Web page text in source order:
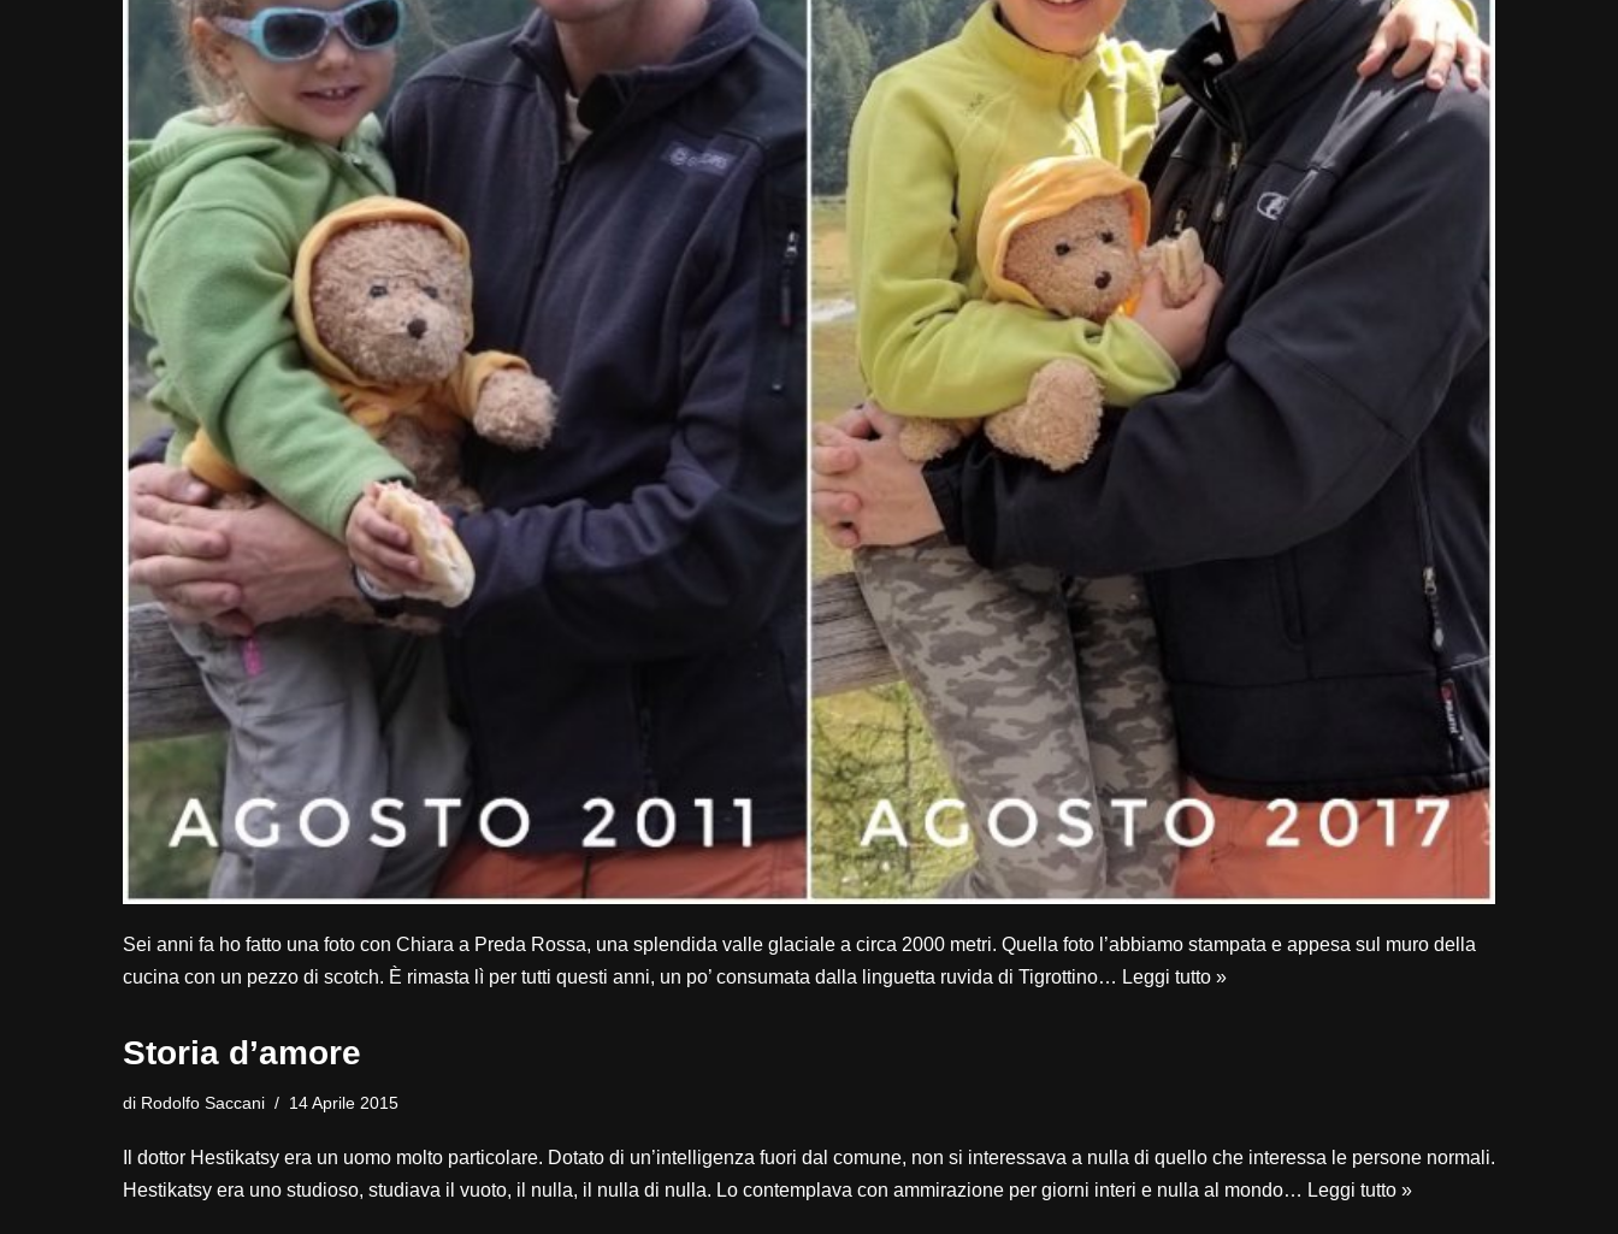
Sei anni fa ho fatto una foto con Chiara a Preda Rossa, una splendida valle glaciale a circa 2000 metri. Quella foto l’abbiamo stampata e appesa sul muro della
cucina con un pezzo di scotch. È rimasta lì per tutti questi anni, un po’ consumata dalla linguetta ruvida di Tigrottino… Leggi tutto »
Storia d’amore
di Rodolfo Saccani 14 Aprile 2015
Il dottor Hestikatsy era un uomo molto particolare. Dotato di un’intelligenza fuori dal comune, non si interessava a nulla di quello che interessa le persone normali.
Hestikatsy era uno studioso, studiava il vuoto, il nulla, il nulla di nulla. Lo contemplava con ammirazione per giorni interi e nulla al mondo… Leggi tutto »